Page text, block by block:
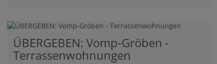
ÜBERGEBEN: Vomp-Gröben -
Terrassenwohnungen